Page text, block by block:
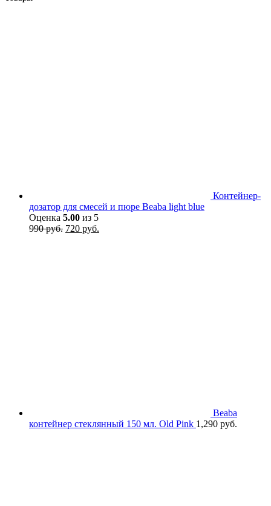
Контейнер-
дозатор для смесей и пюре Beaba light blue
Оценка 5.00 из 5
990руб. Первоначальная
720 руб.
Beaba
контейнер стеклянный 150 мл. Old Pink 1,290 руб.